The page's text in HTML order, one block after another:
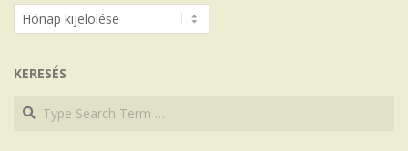
Archívum
KERESÉS
Search
Search